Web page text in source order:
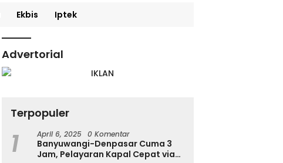
Ekbis Iptek
Rumah Diserang Rayap
Dinkominfostasandi
Purworejo Kenalkan Formula
Advertorial
Terpopuler
1 April 6, 2025 0 Komentar
Banyuwangi-Denpasar Cuma 3
Jam, Pelayaran Kapal Cepat via